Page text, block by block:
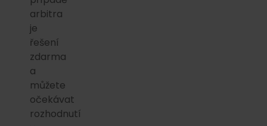
arbitra
je
řešení
zdarma
a
můžete
očekávat
rozhodnutí